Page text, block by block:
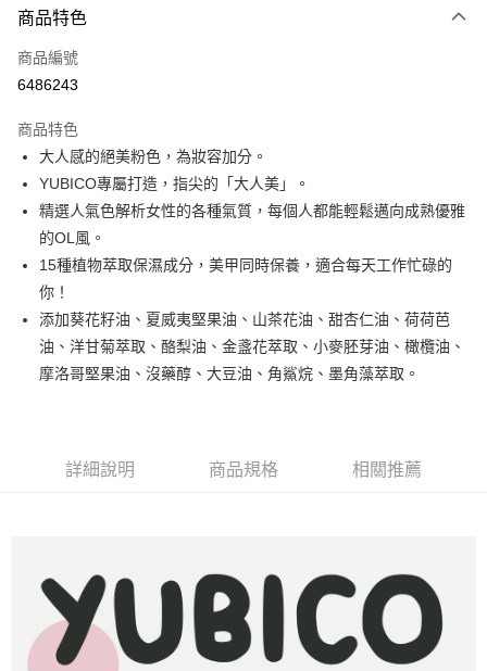
信用卡一次付款
超商取貨付款
Apple Pay
街口支付
悠遊付
運送方式
全家取貨付款
每筆NT$80，滿NT$499(含以上)免運費
商品特色
商品編號
6486243
商品特色
大人感的絕美粉色，為妝容加分。
YUBICO專屬打造，指尖的「大人美」。
精選人氣色解析女性的各種氣質，每個人都能輕鬆邁向成熟優雅
的OL風。
15種植物萃取保濕成分，美甲同時保養，適合每天工作忙碌的
你！
添加葵花籽油、夏威夷堅果油、山茶花油、甜杏仁油、荷荷芭
油、洋甘菊萃取、酪梨油、金盞花萃取、小麥胚芽油、橄欖油、
摩洛哥堅果油、沒藥醇、大豆油、角鯊烷、墨角藻萃取。
詳細說明 商品規格 相關推薦